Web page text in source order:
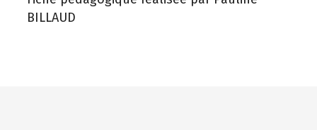
BILLAUD